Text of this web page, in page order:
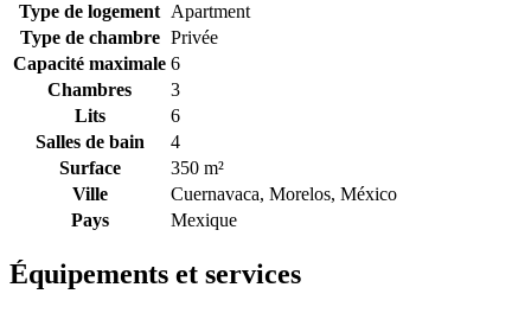
Type de logement Apartment
Type de chambre Privée
Capacité maximale 6
Chambres
3
Lits
6
Salles de bain
4
Surface
350 m²
Ville
Cuernavaca, Morelos, México
Pays
Mexique
Équipements et services